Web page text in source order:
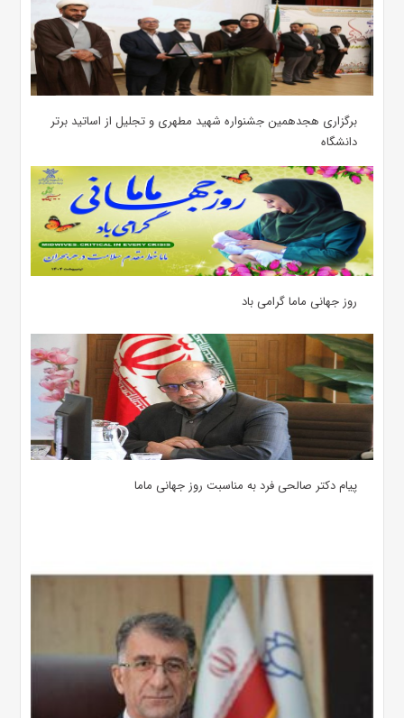
برگزاری هجدهمین جشنواره شهید مطهری و تجلیل از اساتید برتر
دانشگاه
روز جهانی ماما گرامی باد
پیام دکتر صالحی فرد به مناسبت روز جهانی ماما